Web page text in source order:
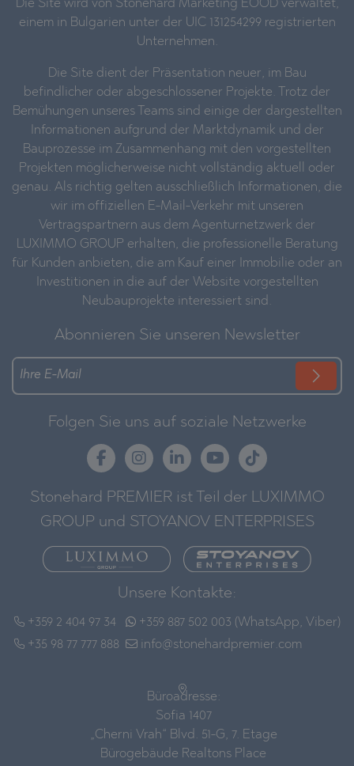
Die Site wird von Stonehard Marketing EOOD verwaltet,
einem in Bulgarien unter der UIC 131254299 registrierten
Unternehmen.
Die Site dient der Präsentation neuer, im Bau
befindlicher oder abgeschlossener Projekte. Trotz der
Bemühungen unseres Teams sind einige der dargestellten
Informationen aufgrund der Marktdynamik und der
Bauprozesse im Zusammenhang mit den vorgestellten
Projekten möglicherweise nicht vollständig aktuell oder
genau. Als richtig gelten ausschließlich Informationen, die
wir im offiziellen E-Mail-Verkehr mit unseren
Vertragspartnern aus dem Agenturnetzwerk der
LUXIMMO GROUP erhalten, die professionelle Beratung
für Kunden anbieten, die am Kauf einer Immobilie oder an
Investitionen in die auf der Website vorgestellten
Neubauprojekte interessiert sind.
Abonnieren Sie unseren Newsletter
Folgen Sie uns auf soziale Netzwerke
Stonehard PREMIER ist Teil der LUXIMMO
GROUP und STOYANOV ENTERPRISES
Unsere Kontakte:
+359 2 404 97 34
+35 98 77 777 888
+359 887 502 003 (WhatsApp, Viber)
info@stonehardpremier.com
Büroadresse:
Sofia 1407
„Cherni Vrah“ Blvd. 51-G, 7. Etage
Bürogebäude Realtons Place